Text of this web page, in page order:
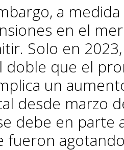
a
en el
Solo en
doble que el
un
desde marzo
debe en parte
fueron